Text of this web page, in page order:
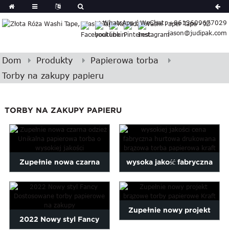
WhatsApp / WeChat: +8613609677029
jason@judipak.com
Japanese
Indonesian
Lao
Bulgarian
Croatian
Finnish
Gujarati
Hebrew
Igbo
Khmer
Dom Produkty
Papierowa torba
Torby na zakupy papieru
TORBY NA ZAKUPY PAPIERU
Zupełnie nowa czarna
odzież Unikalna papierowa
torba z ...
wysoka jakość fabryczna
cena hurtowa drukowane
br ...
2022 Nowy styl Fancy
Zupełnie nowy projekt